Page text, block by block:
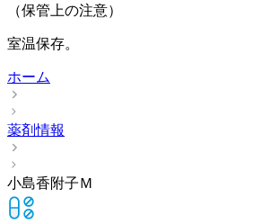
（保管上の注意）
室温保存。
ホーム
薬剤情報
小島香附子Ｍ